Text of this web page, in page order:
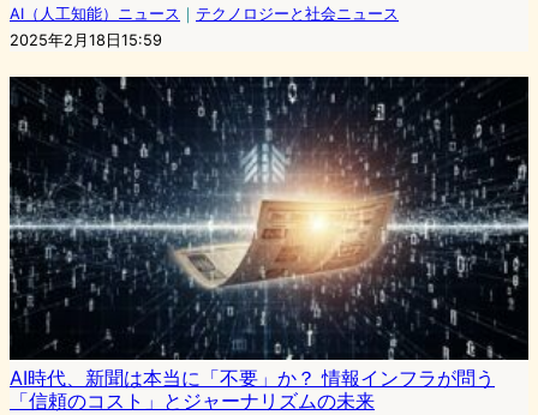
AI（人工知能）ニュース ｜ テクノロジーと社会ニュース
2025年2月18日15:59
AI時代、新聞は本当に「不要」か？ 情報インフラが問う
「信頼のコスト」とジャーナリズムの未来